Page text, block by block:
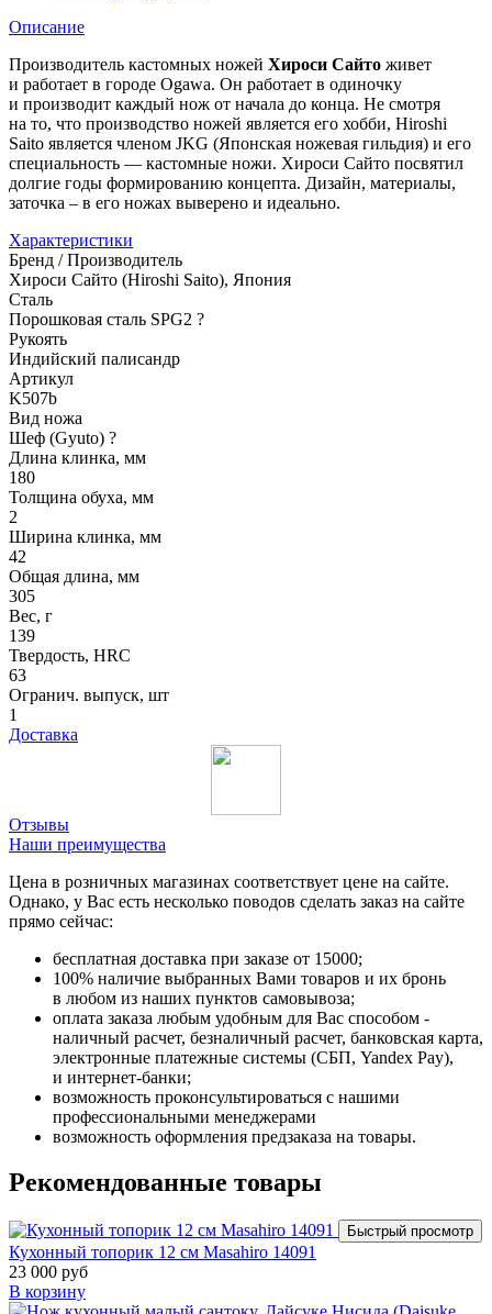
Описание
Производитель кастомных ножей Хироси Сайто живет
и работает в городе Ogawa. Он работает в одиночку
и производит каждый нож от начала до конца. Не смотря
на то, что производство ножей является его хобби, Hiroshi
Saito является членом JKG (Японская ножевая гильдия) и его
специальность — кастомные ножи. Хироси Сайто посвятил
долгие годы формированию концепта. Дизайн, материалы,
заточка – в его ножах выверено и идеально.
Характеристики
Бренд / Производитель
Хироси Сайто (Hiroshi Saito), Япония
Сталь
Порошковая сталь SPG2 ?
Рукоять
Индийский палисандр
Артикул
K507b
Вид ножа
Шеф (Gyuto) ?
Длина клинка, мм
180
Толщина обуха, мм
2
Ширина клинка, мм
42
Общая длина, мм
305
Вес, г
139
Твердость, HRC
63
Огранич. выпуск, шт
1
Доставка
Отзывы
Наши преимущества
Цена в розничных магазинах соответствует цене на сайте.
Однако, у Вас есть несколько поводов сделать заказ на сайте
прямо сейчас:
бесплатная доставка при заказе от 15000;
100% наличие выбранных Вами товаров и их бронь
в любом из наших пунктов самовывоза;
оплата заказа любым удобным для Вас способом -
наличный расчет, безналичный расчет, банковская карта,
электронные платежные системы (СБП, Yandex Pay),
и интернет-банки;
возможность проконсультироваться с нашими
профессиональными менеджерами
возможность оформления предзаказа на товары.
Рекомендованные товары
Быстрый просмотр
Кухонный топорик 12 см Masahiro 14091
23 000 руб
В корзину